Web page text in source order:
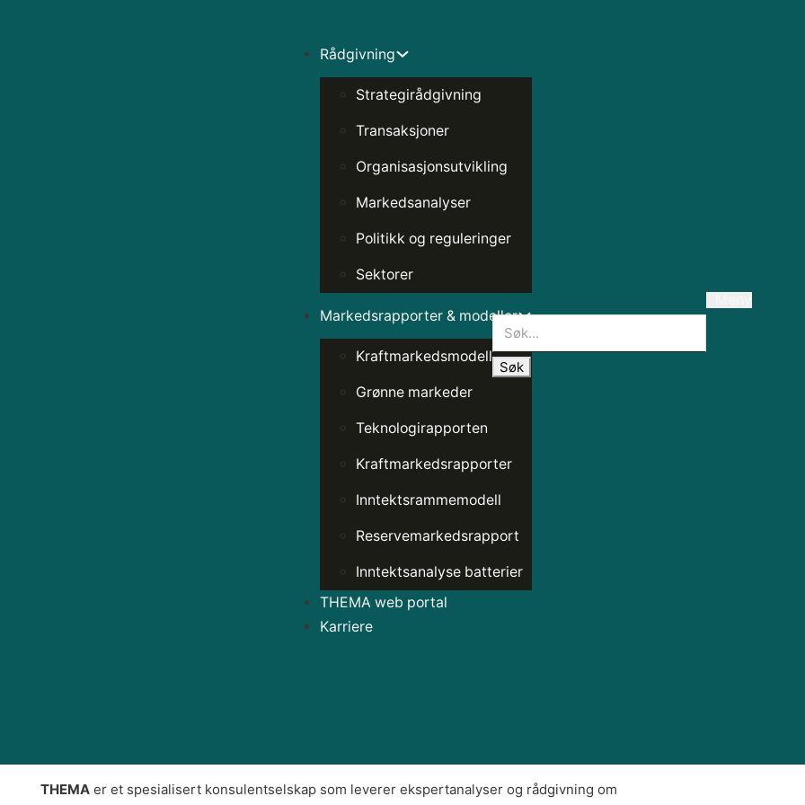
Rådgivning
Strategirådgivning
Transaksjoner
Organisasjonsutvikling
Markedsanalyser
Politikk og reguleringer
Sektorer
Markedsrapporter & modeller
Kraftmarkedsmodell
Grønne markeder
Teknologirapporten
Kraftmarkedsrapporter
Inntektsrammemodell
Reservemarkedsrapport
Inntektsanalyse batterier
THEMA web portal
Karriere
Søk
THEMAer et spesialisert konsulentselskap som leverer ekspertanalyser og rådgivning om